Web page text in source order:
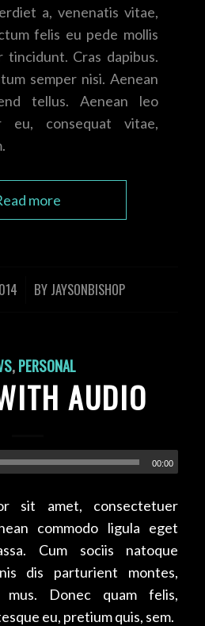
a, venenatis vitae,
felis eu pede mollis
tincidunt. Cras dapibus.
semper nisi. Aenean
tellus. Aenean leo
eu, consequat vitae,
more
BY JAYSONBISHOP
,PERSONAL
AUDIO
00:00
sit amet, consectetuer
commodo ligula eget
Cum sociis natoque
dis parturient montes,
mus. Donec quam felis,
eu, pretium quis, sem.